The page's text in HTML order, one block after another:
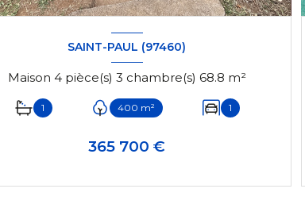
SAINT-PAUL (97460)
Maison 4 pièce(s) 3 chambre(s) 68.8 m²
1 400 m² 1
365 700 €
VOIR LE BIEN